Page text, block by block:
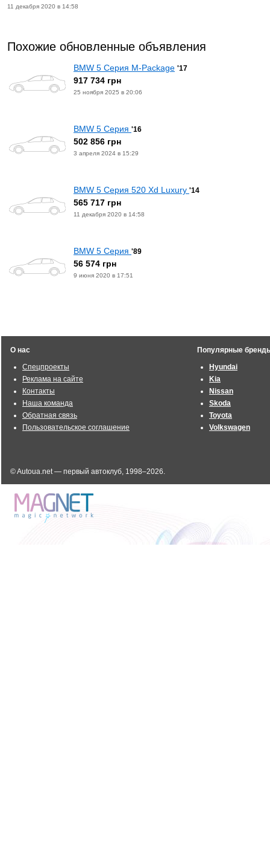
11 декабря 2020 в 14:58
Похожие обновленные объявления
BMW 5 Серия M-Package '17
917 734 грн
25 ноября 2025 в 20:06
BMW 5 Серия '16
502 856 грн
3 апреля 2024 в 15:29
BMW 5 Серия 520 Xd Luxury '14
565 717 грн
11 декабря 2020 в 14:58
BMW 5 Серия '89
56 574 грн
9 июня 2020 в 17:51
О нас
Спецпроекты
Реклама на сайте
Контакты
Наша команда
Обратная связь
Пользовательское соглашение
Популярные
Hyundai
Kia
Nissan
Skoda
Toyota
Volkswagen
© Autoua.net — первый автоклуб, 1998–2026.